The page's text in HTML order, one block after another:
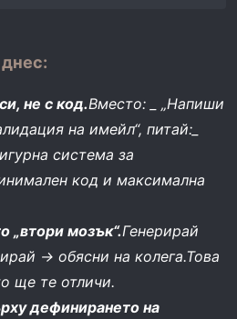
не с код.Вместо: _ „Напиши
на имейл“, питай:_
система за
код и максимална
„втори мозък“.Генерирай
→ обясни на колега.Това
ще те отличи.
дефинирането на